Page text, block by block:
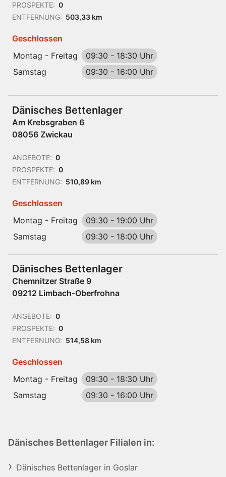
PROSPEKTE: 0
ENTFERNUNG: 503,33 km
Geschlossen
Montag - Freitag
09:30 - 18:30 Uhr
Samstag
09:30 - 16:00 Uhr
Dänisches Bettenlager
Am Krebsgraben 6
08056 Zwickau
ANGEBOTE: 0
PROSPEKTE: 0
ENTFERNUNG: 510,89 km
Geschlossen
Montag - Freitag
09:30 - 19:00 Uhr
Samstag
09:30 - 18:00 Uhr
Dänisches Bettenlager
Chemnitzer Straße 9
09212 Limbach-Oberfrohna
ANGEBOTE: 0
PROSPEKTE: 0
ENTFERNUNG: 514,58 km
Geschlossen
Montag - Freitag
09:30 - 18:30 Uhr
Samstag
09:30 - 16:00 Uhr
Dänisches Bettenlager Filialen in:
Dänisches Bettenlager in Goslar